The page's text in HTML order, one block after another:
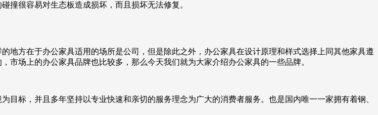
撞很容易对生态板造成损坏，而且损坏无法修复。
地方在于办公家具适用的场所是公司，但是除此之外，办公家具在设计原理和样式选择上同其他家具遵
场上的办公家具品牌也比较多，那么今天我们就为大家介绍办公家具的一些品牌。
标，并且多年坚持以专业快速和亲切的服务理念为广大的消费者服务。也是国内唯一一家拥有着钢、